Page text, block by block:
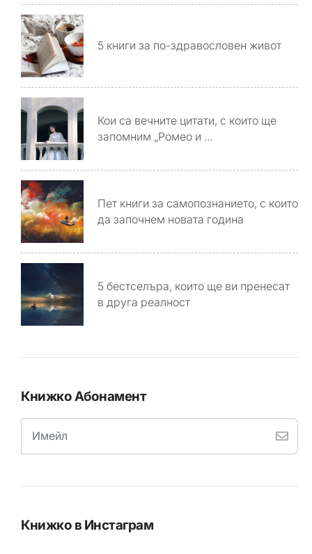
5 книги за по-здравословен живот
Кои са вечните цитати, с които ще
запомним „Ромео и ...
Пет книги за самопознанието, с които
да започнем новата година
5 бестселъра, които ще ви пренесат
в друга реалност
Книжко Абонамент
Книжко в Инстаграм